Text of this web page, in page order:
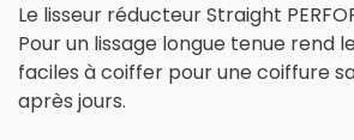
Le lisseur réducteur Straight
Pour un lissage longue tenue rend
faciles à coiffer pour une coiffure
après jours.